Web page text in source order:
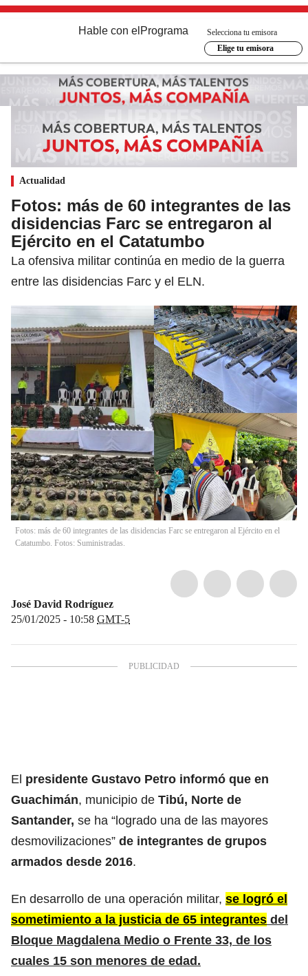
Hable con el Programa
Selecciona tu emisora
Elige tu emisora
Actualidad
Fotos: más de 60 integrantes de las
disidencias Farc se entregaron al
Ejército en el Catatumbo
La ofensiva militar continúa en medio de la guerra
entre las disidencias Farc y el ELN.
Fotos: más de 60 integrantes de las disidencias Farc se entregaron al Ejército en el
Catatumbo. Fotos: Suministradas.
José David Rodríguez
25/01/2025 - 10:58 GMT-5
El presidente Gustavo Petro informó que en
Guachimán, municipio de Tibú, Norte de
Santander, se ha “logrado una de las mayores
desmovilizaciones” de integrantes de grupos
armados desde 2016.
En desarrollo de una operación militar, se logró el
sometimiento a la justicia de 65 integrantes del
Bloque Magdalena Medio o Frente 33, de los
cuales 15 son menores de edad.